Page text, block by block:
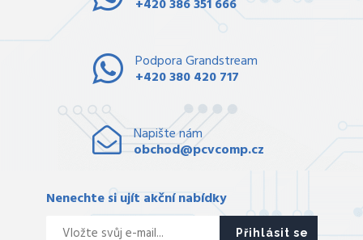
+420 386 351 666
Podpora Grandstream
+420 380 420 717
Napište nám
obchod@pcvcomp.cz
Nenechte si ujít akční nabídky
Přihlásit se